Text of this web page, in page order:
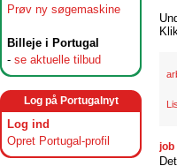
Prøv ny søgemaskine
Billeje i Portugal
- se aktuelle tilbud
Log på Portugalnyt
Log ind
Opret Portugal-profil
job